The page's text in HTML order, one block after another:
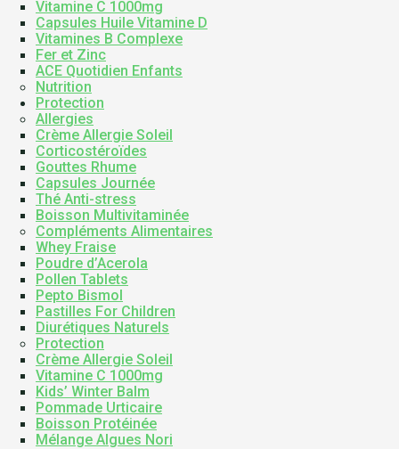
Vitamine C 1000mg
Capsules Huile Vitamine D
Vitamines B Complexe
Fer et Zinc
ACE Quotidien Enfants
Nutrition
Protection
Allergies
Crème Allergie Soleil
Corticostéroïdes
Gouttes Rhume
Capsules Journée
Thé Anti-stress
Boisson Multivitaminée
Compléments Alimentaires
Whey Fraise
Poudre d’Acerola
Pollen Tablets
Pepto Bismol
Pastilles For Children
Diurétiques Naturels
Protection
Crème Allergie Soleil
Vitamine C 1000mg
Kids’ Winter Balm
Pommade Urticaire
Boisson Protéinée
Mélange Algues Nori